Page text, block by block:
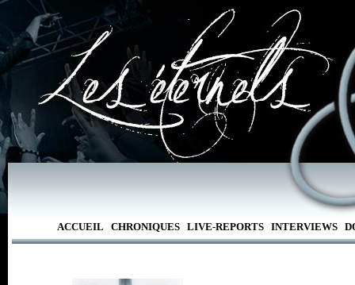
ACCUEIL CHRONIQUES LIVE-REPORTS INTERVIEWS